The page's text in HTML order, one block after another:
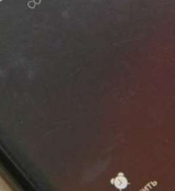
девушка
с ножом
в Центральном
переполох“